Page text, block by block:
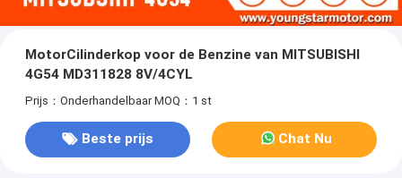
MotorCilinderkop voor de Benzine van MITSUBISHI
4G54 MD311828 8V/4CYL
Prijs：Onderhandelbaar MOQ：1 st
Beste prijs Chat Nu